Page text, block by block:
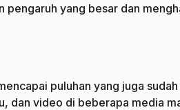
yang besar dan
puluhan yang juga
dan video di beberapa media